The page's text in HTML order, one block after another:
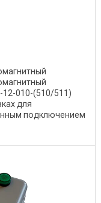
12-010-(510/511)
для
подключением